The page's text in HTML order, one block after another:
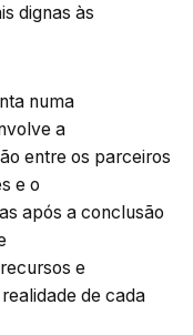
dignas às
numa
a
entre os parceiros
e o
após a conclusão
e
de cada